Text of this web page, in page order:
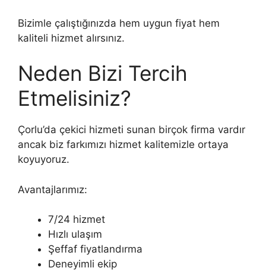
Bizimle çalıştığınızda hem uygun fiyat hem
kaliteli hizmet alırsınız.
Neden Bizi Tercih
Etmelisiniz?
Çorlu’da çekici hizmeti sunan birçok firma vardır
ancak biz farkımızı hizmet kalitemizle ortaya
koyuyoruz.
Avantajlarımız:
7/24 hizmet
Hızlı ulaşım
Şeffaf fiyatlandırma
Deneyimli ekip